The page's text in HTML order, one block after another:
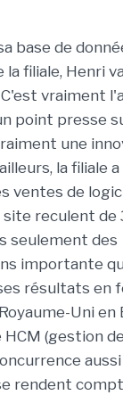
base de
la filiale, Henri
vraiment
point presse
une
la filiale a
ventes de
site reculent de
seulement des
importante
résultats en
Uni en
(gestion
aussi
rendent